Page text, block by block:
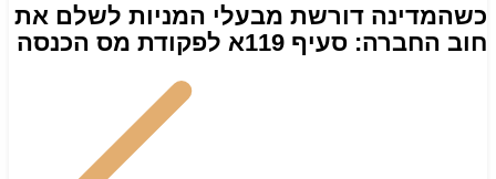
כשהמדינה דורשת מבעלי המניות לשלם את
חוב החברה: סעיף 119א לפקודת מס הכנסה